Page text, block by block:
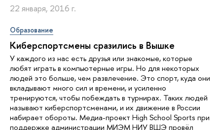
22 января, 2016 г.
Образование
Киберспортсмены сразились в Вышке
У каждого из нас есть друзья или знакомые, которые
любят играть в компьютерные игры. Но для некоторых
людей это больше, чем развлечение. Это спорт, куда они
вкладывают много сил и времени, и усиленно
тренируются, чтобы побеждать в турнирах. Таких людей
называют киберспортсменами, и их движение в России
набирает обороты. Медиа-проект High School Sports при
поддержке администрации МИЭМ НИУ ВШЭ провёл